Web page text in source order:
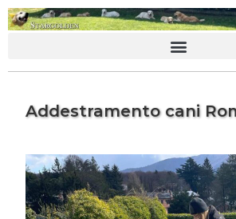
Addestramento cani